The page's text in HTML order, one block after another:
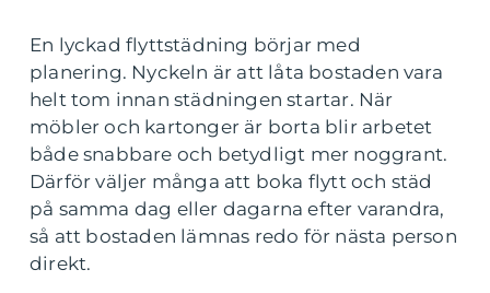
En lyckad flyttstädning börjar med
planering. Nyckeln är att låta bostaden vara
helt tom innan städningen startar. När
möbler och kartonger är borta blir arbetet
både snabbare och betydligt mer noggrant.
Därför väljer många att boka flytt och städ
på samma dag eller dagarna efter varandra,
så att bostaden lämnas redo för nästa person
direkt.